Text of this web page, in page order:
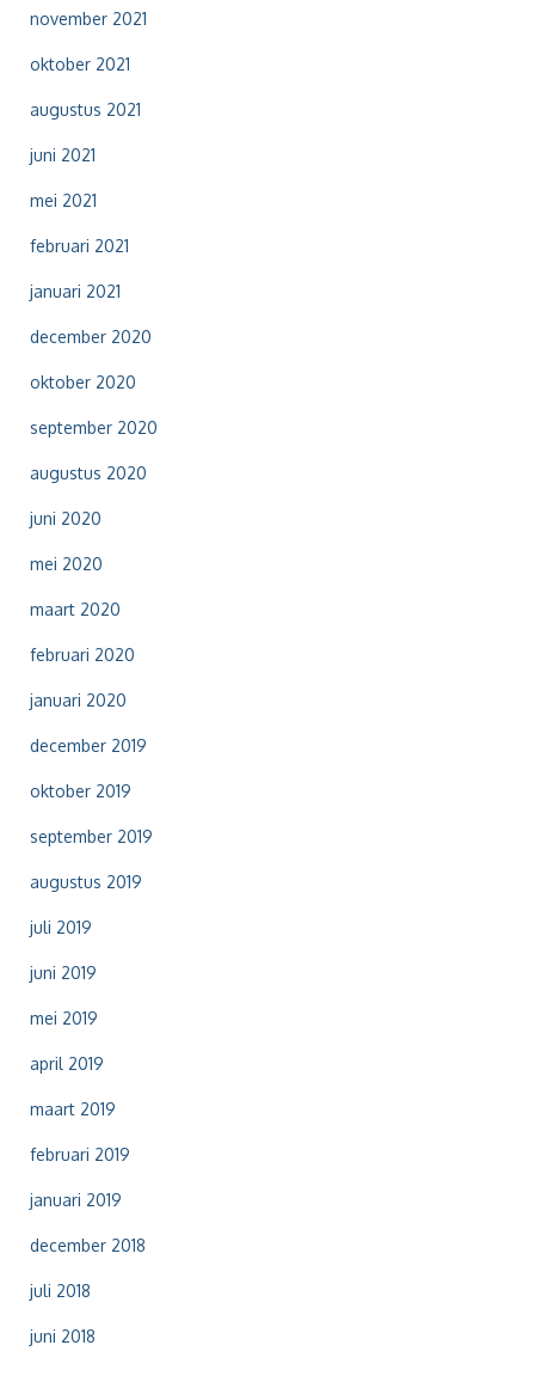
november 2021
oktober 2021
augustus 2021
juni 2021
mei 2021
februari 2021
januari 2021
december 2020
oktober 2020
september 2020
augustus 2020
juni 2020
mei 2020
maart 2020
februari 2020
januari 2020
december 2019
oktober 2019
september 2019
augustus 2019
juli 2019
juni 2019
mei 2019
april 2019
maart 2019
februari 2019
januari 2019
december 2018
juli 2018
juni 2018